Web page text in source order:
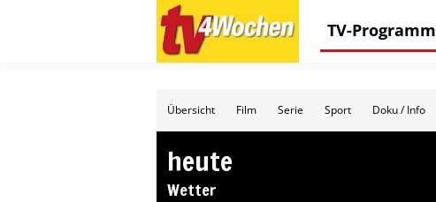
TV-Programm
Übersicht Film Serie Sport Doku / Info
heute
Wetter